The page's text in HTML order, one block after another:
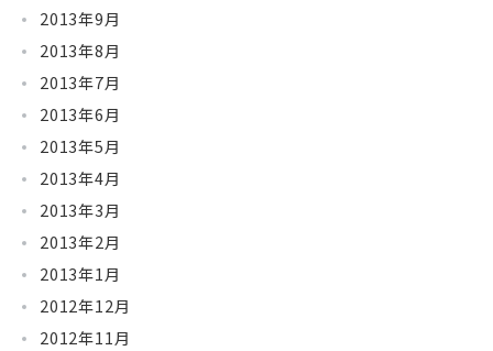
2013年9月
2013年8月
2013年7月
2013年6月
2013年5月
2013年4月
2013年3月
2013年2月
2013年1月
2012年12月
2012年11月